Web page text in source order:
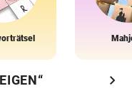
chevron_right